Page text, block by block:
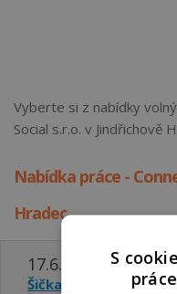
Vyberte si z nabídky
Social s.r.o. v Jindřichově
Nabídka práce -
Hradec
17.6.
Šička (M/Ž)
S